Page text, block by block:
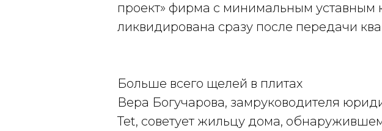
проект» фирма с минимальным уставным
ликвидирована сразу после передачи
Больше всего щелей в плитах
Вера Богучарова, замруководителя
Tet, советует жильцу дома,